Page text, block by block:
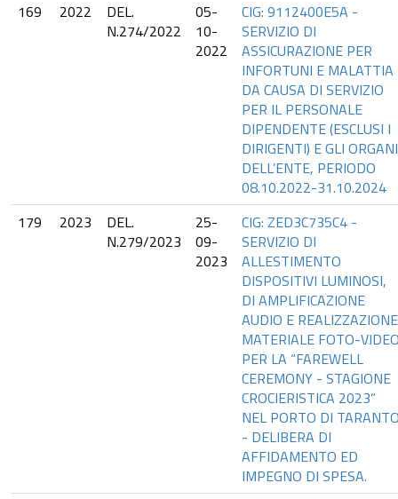
169
2022
DEL.
N.274/2022
05-
10-
2022
CIG: 9112400E5A -
SERVIZIO DI
ASSICURAZIONE PER
INFORTUNI E MALATTIA
DA CAUSA DI SERVIZIO
PER IL PERSONALE
DIPENDENTE (ESCLUSI I
DIRIGENTI) E GLI ORGANI
DELL’ENTE, PERIODO
08.10.2022-31.10.2024
179
2023
DEL.
N.279/2023
25-
09-
2023
CIG: ZED3C735C4 -
SERVIZIO DI
ALLESTIMENTO
DISPOSITIVI LUMINOSI,
DI AMPLIFICAZIONE
AUDIO E REALIZZAZIONE
MATERIALE FOTO-
PER LA “FAREWELL
CEREMONY - STAGIONE
CROCIERISTICA 2023”
NEL PORTO DI
- DELIBERA DI
AFFIDAMENTO ED
IMPEGNO DI SPESA.